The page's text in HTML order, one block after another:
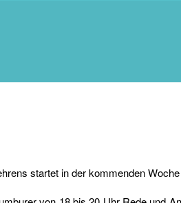
startetin der kommenden Woche